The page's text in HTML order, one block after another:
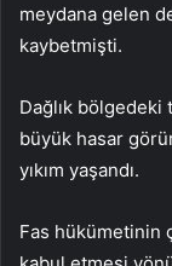
meydana gelen
kaybetmişti.
Dağlık bölgedeki
büyük hasar
yıkım yaşandı.
Fas hükümetinin